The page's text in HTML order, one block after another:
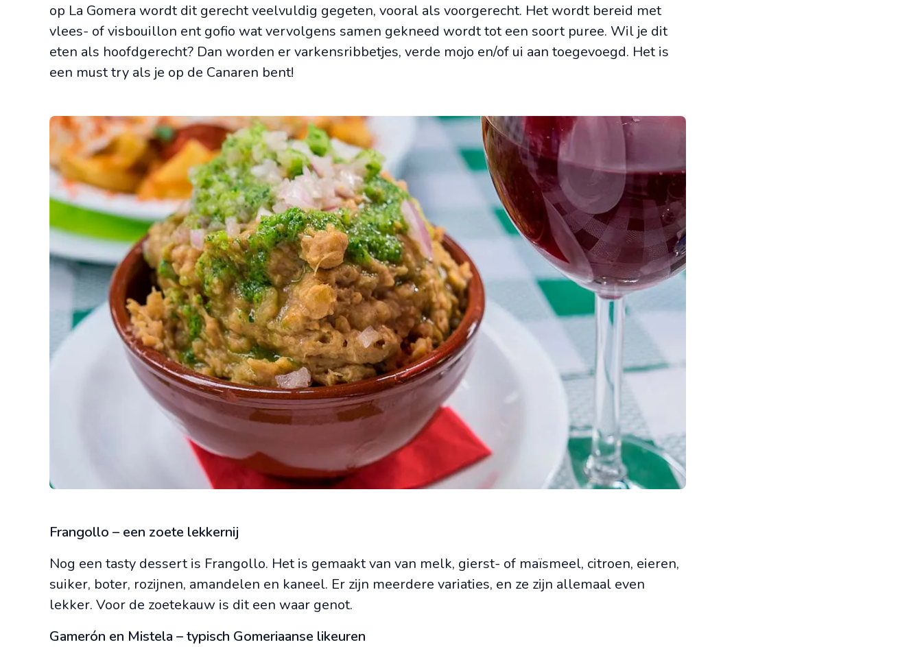
op La Gomera wordt dit gerecht veelvuldig gegeten, vooral als voorgerecht. Het wordt bereid met
vlees- of visbouillon ent gofio wat vervolgens samen gekneed wordt tot een soort puree. Wil je dit
eten als hoofdgerecht? Dan worden er varkensribbetjes, verde mojo en/of ui aan toegevoegd. Het is
een must try als je op de Canaren bent!
Frangollo – een zoete lekkernij
Nog een tasty dessert is Frangollo. Het is gemaakt van van melk, gierst- of maïsmeel, citroen, eieren,
suiker, boter, rozijnen, amandelen en kaneel. Er zijn meerdere variaties, en ze zijn allemaal even
lekker. Voor de zoetekauw is dit een waar genot.
Gamerón en Mistela – typisch Gomeriaanse likeuren